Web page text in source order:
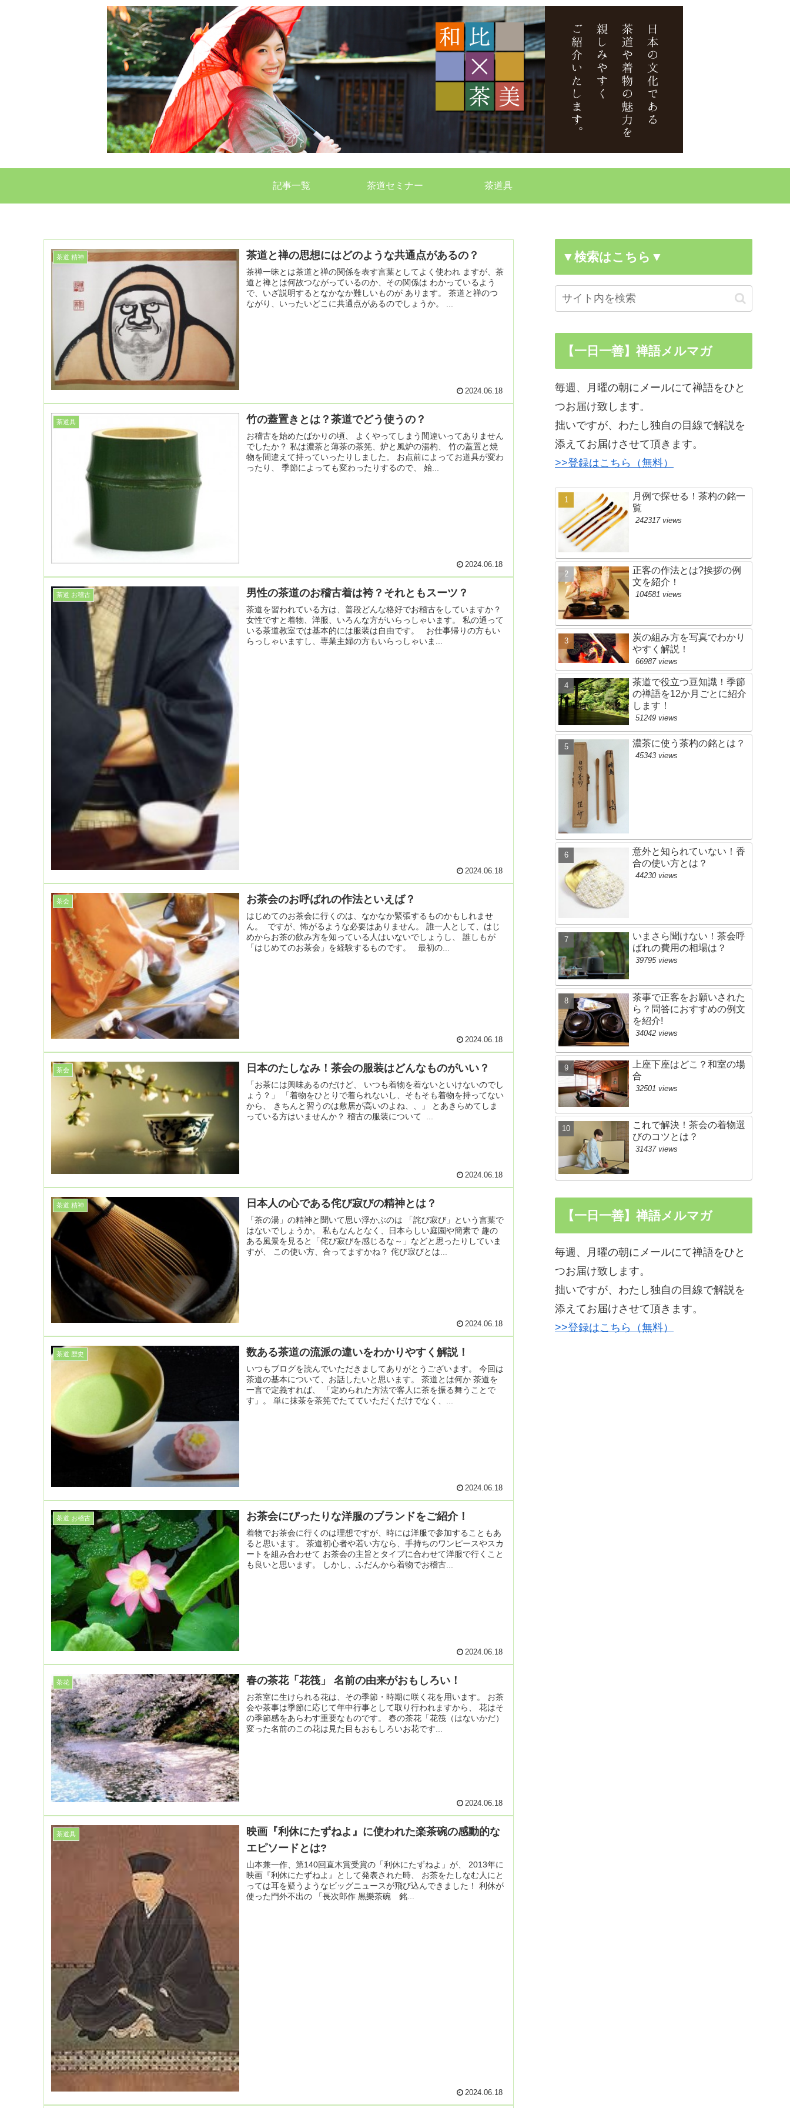
記事一覧 茶道セミナー 茶道具
茶道 精神 茶道と禅の思想にはどのような共通点があるの？
茶禅一昧とは茶道と禅の関係を表す言葉としてよく使われ ますが、茶
道と禅とは何故つながっているのか、その関係は わかっているよう
で、いざ説明するとなかなか難しいものが あります。 茶道と禅のつ
ながり、いったいどこに共通点があるのでしょうか。 ...
2024.06.18
茶道具 竹の蓋置きとは？茶道でどう使うの？
お稽古を始めたばかりの頃、 よくやってしまう間違いってありません
でしたか？ 私は濃茶と薄茶の茶筅、炉と風炉の湯杓、 竹の蓋置と焼
物を間違えて持っていったりしました。 お点前によってお道具が変わ
ったり、 季節によっても変わったりするので、 始...
2024.06.18
茶道 お稽古 男性の茶道のお稽古着は袴？それともスーツ？
茶道を習われている方は、普段どんな格好でお稽古をしていますか？
女性ですと着物、洋服、いろんな方がいらっしゃいます。 私の通って
いる茶道教室では基本的には服装は自由です。 お仕事帰りの方もい
らっしゃいますし、専業主婦の方もいらっしゃいま...
2024.06.18
茶会 お茶会のお呼ばれの作法といえば？
はじめてのお茶会に行くのは、なかなか緊張するものかもしれませ
ん。 ですが、怖がるような必要はありません。 誰一人として、はじ
めからお茶の飲み方を知っている人はいないでしょうし、 誰しもが
「はじめてのお茶会」を経験するものです。 最初の...
2024.06.18
茶会 日本のたしなみ！茶会の服装はどんなものがいい？
「お茶には興味あるのだけど、 いつも着物を着ないといけないのでし
ょう？」 「着物をひとりで着られないし、そもそも着物を持ってない
から、 きちんと習うのは敷居が高いのよね、、」 とあきらめてしま
っている方はいませんか？ 稽古の服装について ...
2024.06.18
茶道 精神 日本人の心である侘び寂びの精神とは？
「茶の湯」の精神と聞いて思い浮かぶのは 「詫び寂び」という言葉で
はないでしょうか。 私もなんとなく、日本らしい庭園や簡素で 趣の
ある風景を見ると「侘び寂びを感じるな～」などと思ったりしていま
すが、 この使い方、合ってますかね？ 侘び寂びとは...
2024.06.18
茶道 歴史 数ある茶道の流派の違いをわかりやすく解説！
いつもブログを読んでいただきましてありがとうございます。 今回は
茶道の基本について、お話したいと思います。 茶道とは何か 茶道を
一言で定義すれば、 「定められた方法で客人に茶を振る舞うことで
す」。 単に抹茶を茶筅でたてていただくだけでなく、...
2024.06.18
茶道 お稽古 お茶会にぴったりな洋服のブランドをご紹介！
着物でお茶会に行くのは理想ですが、時には洋服で参加することもあ
ると思います。 茶道初心者や若い方なら、手持ちのワンピースやスカ
ートを組み合わせて お茶会の主旨とタイプに合わせて洋服で行くこと
も良いと思います。 しかし、ふだんから着物でお稽古...
2024.06.18
茶花 春の茶花「花筏」 名前の由来がおもしろい！
お茶室に生けられる花は、その季節・時期に咲く花を用います。 お茶
会や茶事は季節に応じて年中行事として取り行われますから、 花はそ
の季節感をあらわす重要なものです。 春の茶花「花筏（はないかだ）
変った名前のこの花は見た目もおもしろいお花です...
2024.06.18
茶道具
映画『利休にたずねよ』に使われた楽茶碗の感動的な
エピソードとは?
山本兼一作、第140回直木賞受賞の「利休にたずねよ」が、 2013年に
映画『利休にたずねよ』として発表された時、 お茶をたしなむ人にと
っては耳を疑うようなビッグニュースが飛び込んできました！ 利休が
使った門外不出の 「長次郎作 黒樂茶碗 銘...
2024.06.18
▼検索はこちら▼
【一日一善】禅語メルマガ
毎週、月曜の朝にメールにて禅語をひと
つお届け致します。
拙いですが、わたし独自の目線で解説を
添えてお届けさせて頂きます。
>>登録はこちら（無料）
月例で探せる！茶杓の銘一
覧
242317 views
正客の作法とは?挨拶の例
文を紹介！
104581 views
炭の組み方を写真でわかり
やすく解説！
66987 views
茶道で役立つ豆知識！季節
の禅語を12か月ごとに紹介
します！
51249 views
濃茶に使う茶杓の銘とは？
45343 views
意外と知られていない！香
合の使い方とは？
44230 views
いまさら聞けない！茶会呼
ばれの費用の相場は？
39795 views
茶事で正客をお願いされた
ら？問答におすすめの例文
を紹介!
34042 views
上座下座はどこ？和室の場
合
32501 views
これで解決！茶会の着物選
びのコツとは？
31437 views
【一日一善】禅語メルマガ
毎週、月曜の朝にメールにて禅語をひと
つお届け致します。
拙いですが、わたし独自の目線で解説を
添えてお届けさせて頂きます。
>>登録はこちら（無料）